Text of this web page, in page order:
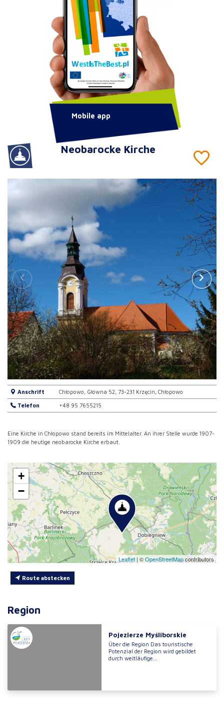
Neobarocke Kirche
Anschrift Chłopowo, Główna 52, 73-231 Krzęcin, Chłopowo
Telefon +48 95 7655215
Eine Kirche in Chłopowo stand bereits im Mittelalter. An ihrer Stelle wurde 1907-
1909 die heutige neobarocke Kirche erbaut.
+
−
Leaflet | ©OpenStreetMapcontributors
Route abstecken
Region
Pojezierze Myśliborskie
Über die Region Das touristische
Potenzial der Region wird gebildet
durch weitläufige...
Mobile app